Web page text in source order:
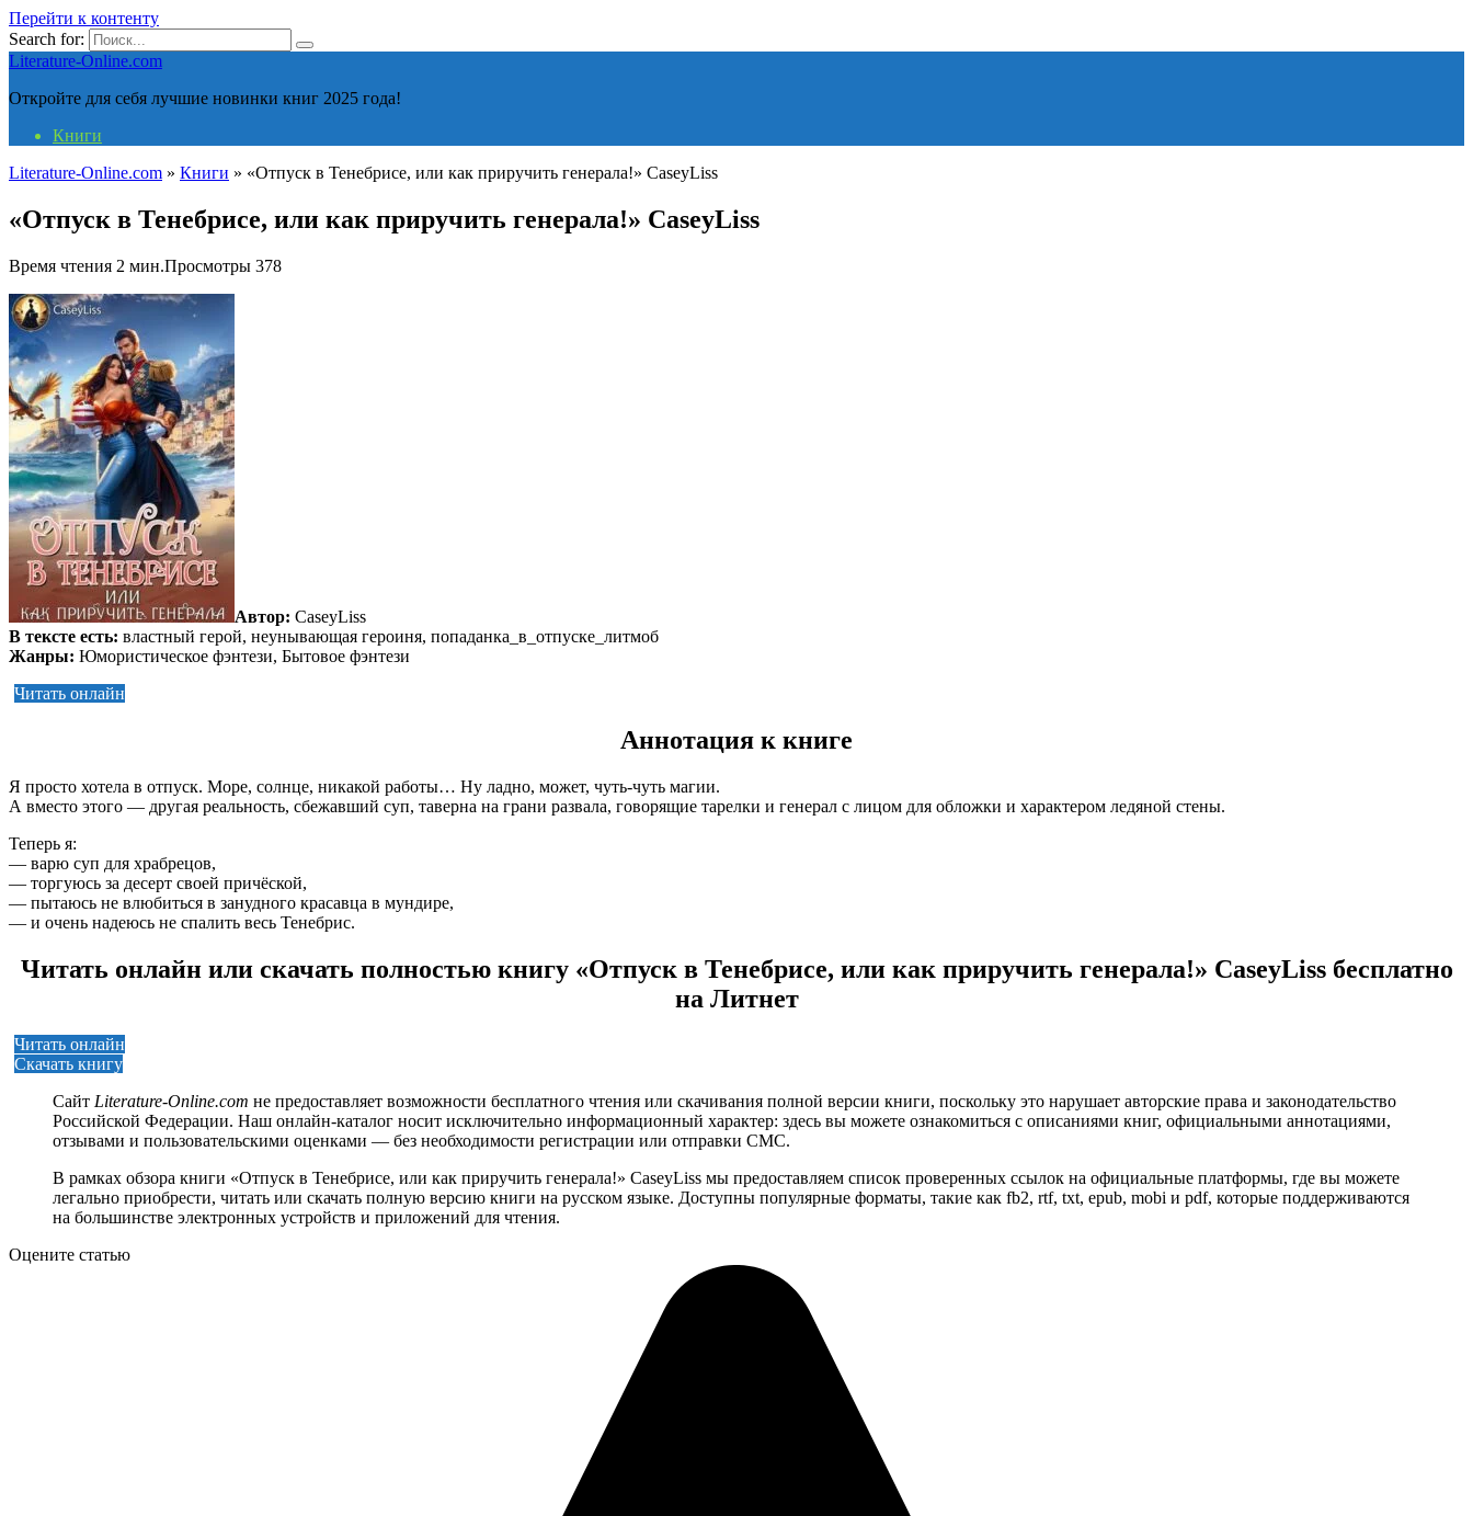
Перейти к контенту
Search for:
Literature-Online.com
Откройте для себя лучшие новинки книг 2025 года!
Книги
Literature-Online.com » Книги » «Отпуск в Тенебрисе, или как приручить генерала!» CaseyLiss
«Отпуск в Тенебрисе, или как приручить генерала!» CaseyLiss
Время чтения 2 мин.Просмотры 378
Автор: CaseyLiss
В тексте есть: властный герой, неунывающая героиня, попаданка_в_отпуске_литмоб
Жанры: Юмористическое фэнтези, Бытовое фэнтези
Читать онлайн
Аннотация к книге
Я просто хотела в отпуск. Море, солнце, никакой работы… Ну ладно, может, чуть-чуть магии.
А вместо этого — другая реальность, сбежавший суп, таверна на грани развала, говорящие тарелки и генерал с лицом для обложки и характером ледяной стены.
Теперь я:
— варю суп для храбрецов,
— торгуюсь за десерт своей причёской,
— пытаюсь не влюбиться в занудного красавца в мундире,
— и очень надеюсь не спалить весь Тенебрис.
Читать онлайн или скачать полностью книгу «Отпуск в Тенебрисе, или как приручить генерала!» CaseyLiss бесплатно
на Литнет
Читать онлайн
Скачать книгу
Сайт Literature-Online.com не предоставляет возможности бесплатного чтения или скачивания полной версии книги, поскольку это нарушает авторские права и законодательство
Российской Федерации. Наш онлайн-каталог носит исключительно информационный характер: здесь вы можете ознакомиться с описаниями книг, официальными аннотациями,
отзывами и пользовательскими оценками — без необходимости регистрации или отправки СМС.
В рамках обзора книги «Отпуск в Тенебрисе, или как приручить генерала!» CaseyLiss мы предоставляем список проверенных ссылок на официальные платформы, где вы можете
легально приобрести, читать или скачать полную версию книги на русском языке. Доступны популярные форматы, такие как fb2, rtf, txt, epub, mobi и pdf, которые поддерживаются
на большинстве электронных устройств и приложений для чтения.
Оцените статью